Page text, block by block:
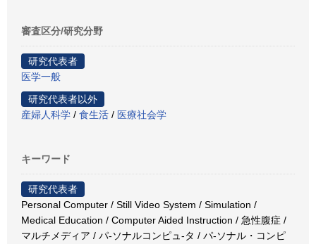
審査区分/研究分野
研究代表者
医学一般
研究代表者以外
産婦人科学 / 食生活 / 医療社会学
キーワード
研究代表者
Personal Computer / Still Video System / Simulation /
Medical Education / Computer Aided Instruction / 急性腹症 /
マルチメディア / パ-ソナルコンピュ-タ / パ-ソナル・コンピ